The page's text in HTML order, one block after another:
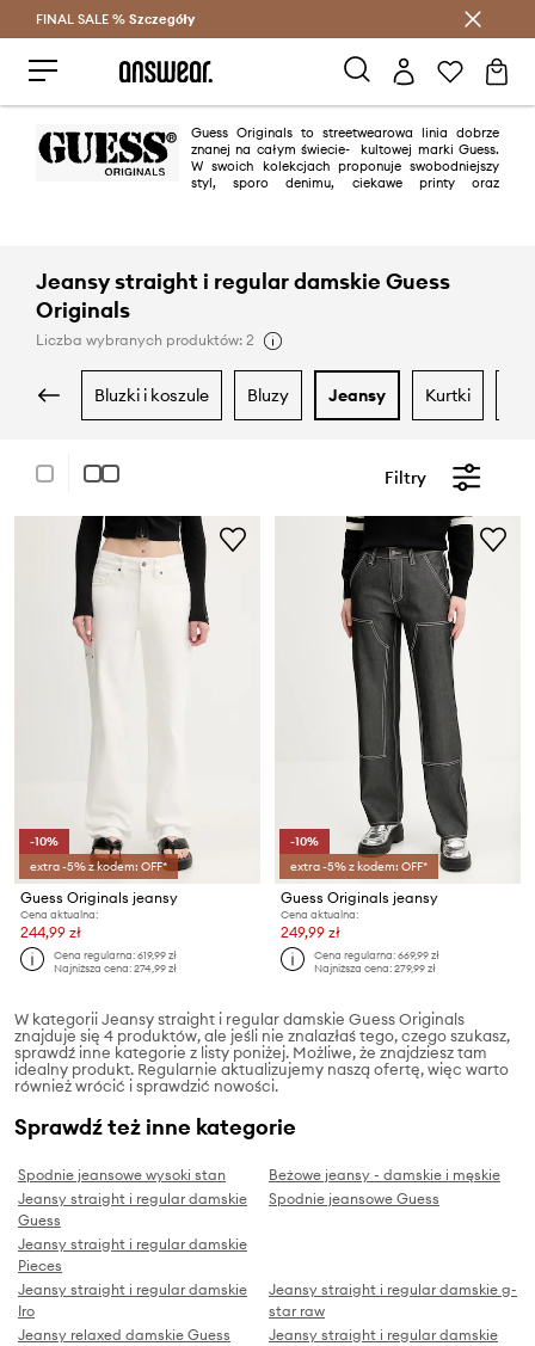
Oszczędzaj z Answear Club >
FINAL SALE % Szczegóły
Guess Originals to streetwearowa linia dobrze
znanej na całym świecie- kultowej marki Guess.
W swoich kolekcjach proponuje swobodniejszy
styl, sporo denimu, ciekawe printy oraz
Jeansy straight i regular damskie Guess
Originals
Liczba wybranych produktów: 2
bluzki i koszule bluzy jeansy kurtki
Filtry
-10%
extra -5% z kodem: OFF*
Guess Originals jeansy
Cena aktualna:
244,99 zł
Cena regularna:619,99 zł
Najniższa cena:274,99 zł
-10%
extra -5% z kodem: OFF*
Guess Originals jeansy
Cena aktualna:
249,99 zł
Cena regularna:669,99 zł
Najniższa cena:279,99 zł
W kategorii Jeansy straight i regular damskie Guess Originals
znajduje się 4 produktów, ale jeśli nie znalazłaś tego, czego szukasz,
sprawdź inne kategorie z listy poniżej. Możliwe, że znajdziesz tam
idealny produkt. Regularnie aktualizujemy naszą ofertę, więc warto
również wrócić i sprawdzić nowości.
Sprawdź też inne kategorie
Spodnie jeansowe wysoki stan
Beżowe jeansy - damskie i męskie
Jeansy straight i regular damskie
Guess
Spodnie jeansowe Guess
Jeansy straight i regular damskie
Pieces
Jeansy straight i regular damskie
Iro
Jeansy straight i regular damskie g-
star raw
Jeansy relaxed damskie Guess
Jeansy straight i regular damskie